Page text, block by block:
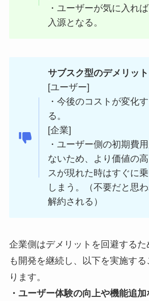
・ユーザーが気に入れ
入源となる。
サブスク型のデメリット
[ユーザー]
・今後のコストが変化
る。
[企業]
・ユーザー側の初期費
ないため、より価値の
スが現れた時はすぐに
しまう。（不要だと思
解約される）
企業側はデメリットを回避する
も開発を継続し、以下を実施す
ります。
・ユーザー体験の向上や機能追